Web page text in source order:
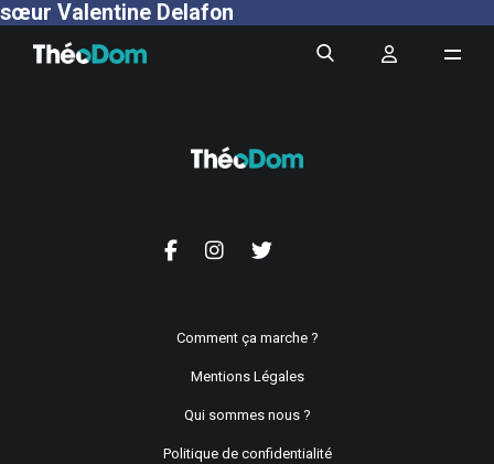
sœur Valentine Delafon
Comment ça marche ?
Mentions Légales
Qui sommes nous ?
Politique de confidentialité